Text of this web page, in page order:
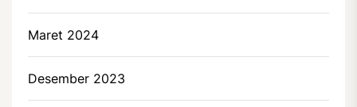
Maret 2024
Desember 2023